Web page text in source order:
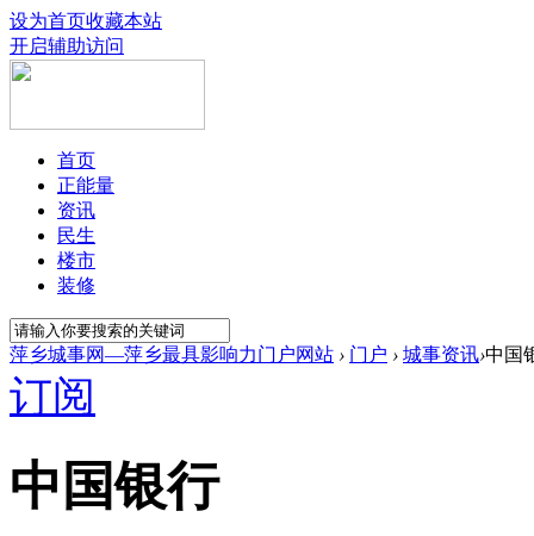
设为首页收藏本站
开启辅助访问
首页
正能量
资讯
民生
楼市
装修
萍乡城事网—萍乡最具影响力门户网站 › 门户 › 城事资讯›中国
订阅
中国银行